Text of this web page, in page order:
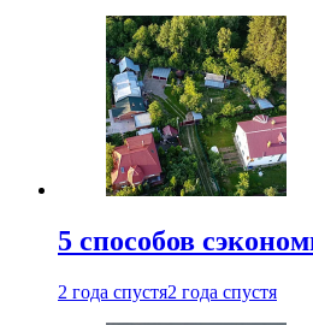
5 способов
2 года спустя2 года спустя